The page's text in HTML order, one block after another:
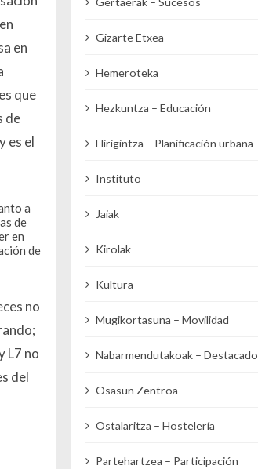
en
que
de
es el
a
de
en
de
no
L7 no
del
Gizarte Etxea
Hemeroteka
Hezkuntza – Educación
Hirigintza – Planificación urbana
Instituto
Jaiak
Kirolak
Kultura
Mugikortasuna – Movilidad
Nabarmendutakoak – Destacado
Osasun Zentroa
Ostalaritza – Hostelería
Partehartzea – Participación